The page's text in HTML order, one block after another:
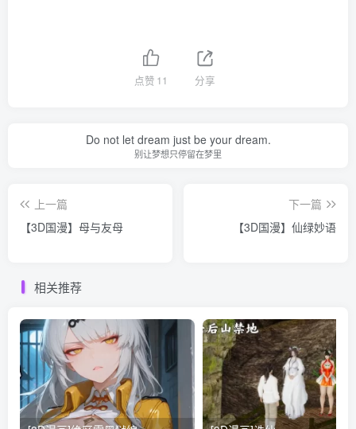
点赞 11 分享
Do not let dream just be your dream.
别让梦想只停留在梦里
上一篇
【3D国漫】母与友母
下一篇
【3D国漫】仙绿妙语
相关推荐